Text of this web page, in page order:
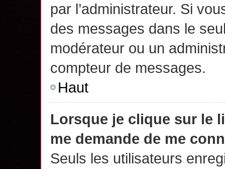
par l’administrateur. Si
des messages dans le
modérateur ou un
compteur de messages.
Haut
Lorsque je clique sur le
me demande de me
Seuls les utilisateurs